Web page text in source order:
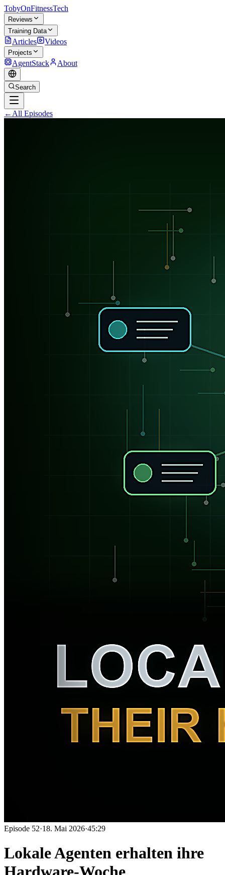
TobyOnFitnessTech
Reviews
Training Data
Articles Videos
Projects
AgentStack About
Search
← All Episodes
Episode 52·18. Mai 2026·45:29
Lokale Agenten erhalten ihre